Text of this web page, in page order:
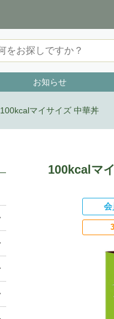
お知らせ
100kcalマイサイズ 中華丼
100kcalマ
会